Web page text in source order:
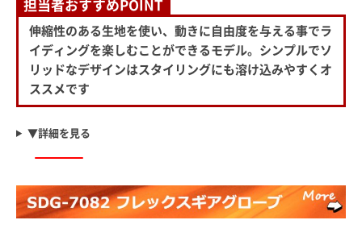
担当者おすすめPOINT
伸縮性のある生地を使い、動きに自由度を与える事でラ
イディングを楽しむことができるモデル。シンプルでソ
リッドなデザインはスタイリングにも溶け込みやすくオ
ススメです
▼詳細を見る